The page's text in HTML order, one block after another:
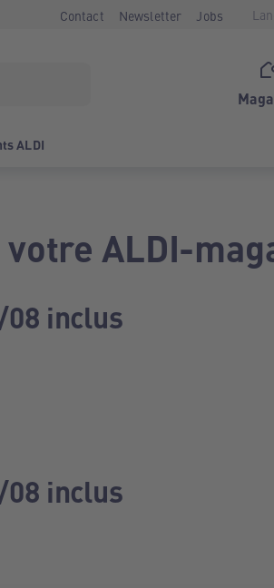
Contact Newsletter Jobs
ALDI
ALDI-
08 inclus
08 inclus